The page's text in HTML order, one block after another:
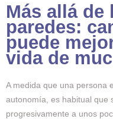
Más allá de
paredes:
puede
vida de
A medida que una persona
autonomía, es habitual que
progresivamente a unos